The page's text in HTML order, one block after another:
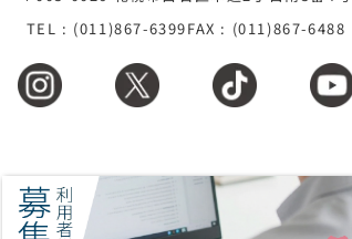
TEL : (011)867-6399FAX : (011)867-6488